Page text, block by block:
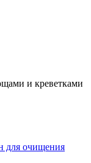
для очищения